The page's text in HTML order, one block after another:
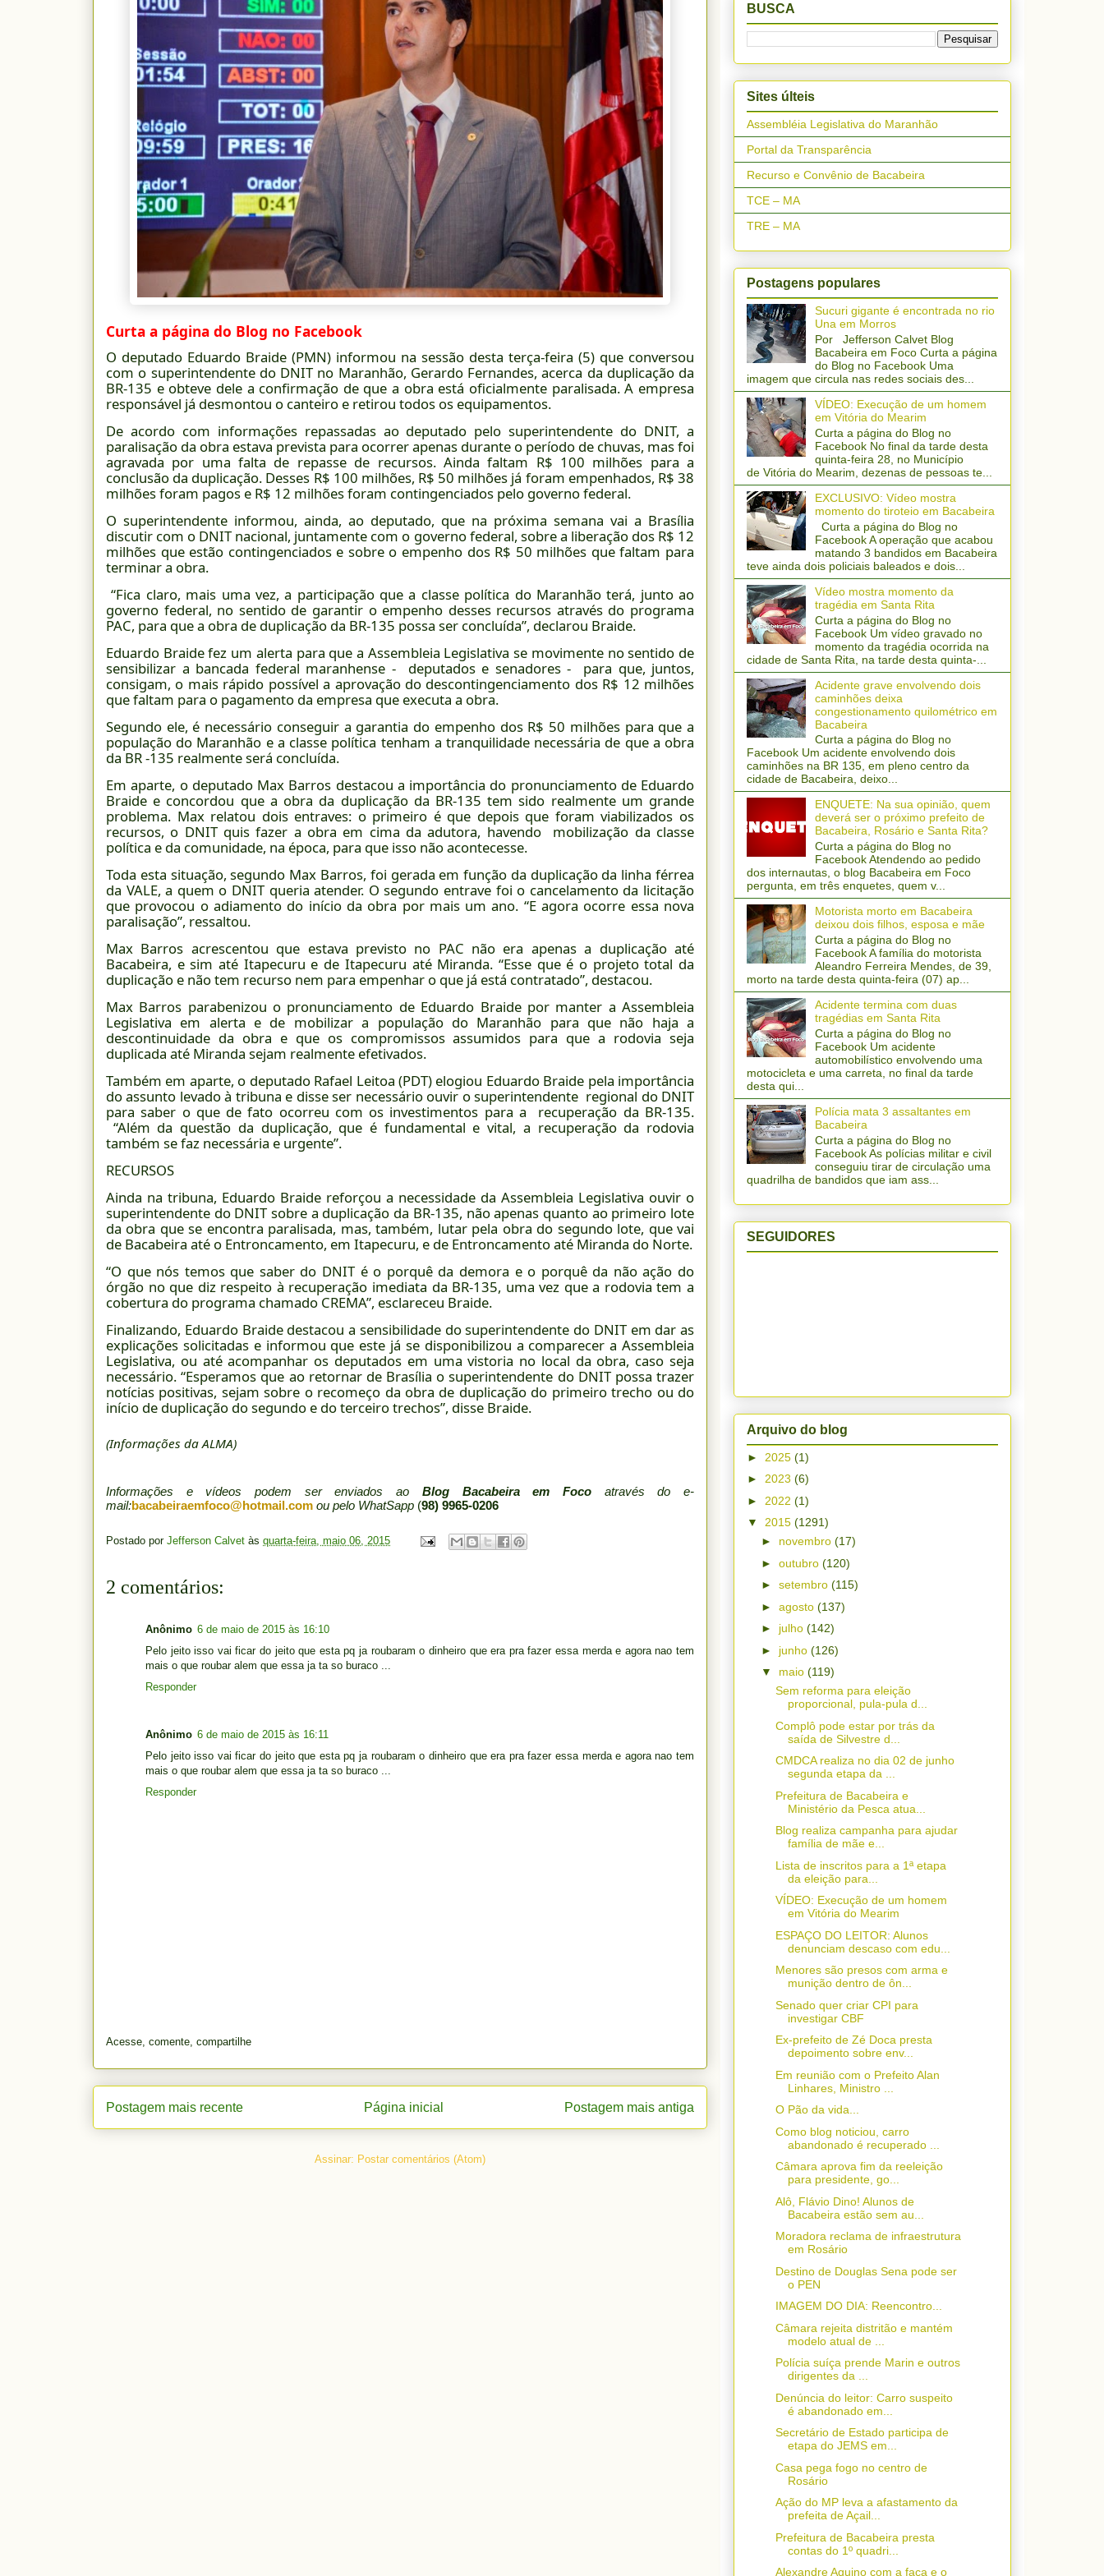
Curta a página do Blog no Facebook
O deputado Eduardo Braide (PMN) informou na sessão desta terça-feira (5) que conversou
com o superintendente do DNIT no Maranhão, Gerardo Fernandes, acerca da duplicação da
BR-135 e obteve dele a confirmação de que a obra está oficialmente paralisada. A empresa
responsável já desmontou o canteiro e retirou todos os equipamentos.
De acordo com informações repassadas ao deputado pelo superintendente do DNIT, a
paralisação da obra estava prevista para ocorrer apenas durante o período de chuvas, mas foi
agravada por uma falta de repasse de recursos. Ainda faltam R$ 100 milhões para a
conclusão da duplicação. Desses R$ 100 milhões, R$ 50 milhões já foram empenhados, R$ 38
milhões foram pagos e R$ 12 milhões foram contingenciados pelo governo federal.
O superintendente informou, ainda, ao deputado, que na próxima semana vai a Brasília
discutir com o DNIT nacional, juntamente com o governo federal, sobre a liberação dos R$ 12
milhões que estão contingenciados e sobre o empenho dos R$ 50 milhões que faltam para
terminar a obra.
“Fica claro, mais uma vez, a participação que a classe política do Maranhão terá, junto ao
governo federal, no sentido de garantir o empenho desses recursos através do programa
PAC, para que a obra de duplicação da BR-135 possa ser concluída”, declarou Braide.
Eduardo Braide fez um alerta para que a Assembleia Legislativa se movimente no sentido de
sensibilizar a bancada federal maranhense - deputados e senadores - para que, juntos,
consigam, o mais rápido possível a aprovação do descontingenciamento dos R$ 12 milhões
que faltam para o pagamento da empresa que executa a obra.
Segundo ele, é necessário conseguir a garantia do empenho dos R$ 50 milhões para que a
população do Maranhão e a classe política tenham a tranquilidade necessária de que a obra
da BR -135 realmente será concluída.
Em aparte, o deputado Max Barros destacou a importância do pronunciamento de Eduardo
Braide e concordou que a obra da duplicação da BR-135 tem sido realmente um grande
problema. Max relatou dois entraves: o primeiro é que depois que foram viabilizados os
recursos, o DNIT quis fazer a obra em cima da adutora, havendo mobilização da classe
política e da comunidade, na época, para que isso não acontecesse.
Toda esta situação, segundo Max Barros, foi gerada em função da duplicação da linha férrea
da VALE, a quem o DNIT queria atender. O segundo entrave foi o cancelamento da licitação
que provocou o adiamento do início da obra por mais um ano. “E agora ocorre essa nova
paralisação”, ressaltou.
Max Barros acrescentou que estava previsto no PAC não era apenas a duplicação até
Bacabeira, e sim até Itapecuru e de Itapecuru até Miranda. “Esse que é o projeto total da
duplicação e não tem recurso nem para empenhar o que já está contratado”, destacou.
Max Barros parabenizou o pronunciamento de Eduardo Braide por manter a Assembleia
Legislativa em alerta e de mobilizar a população do Maranhão para que não haja a
descontinuidade da obra e que os compromissos assumidos para que a rodovia seja
duplicada até Miranda sejam realmente efetivados.
Também em aparte, o deputado Rafael Leitoa (PDT) elogiou Eduardo Braide pela importância
do assunto levado à tribuna e disse ser necessário ouvir o superintendente regional do DNIT
para saber o que de fato ocorreu com os investimentos para a recuperação da BR-135.
“Além da questão da duplicação, que é fundamental e vital, a recuperação da rodovia
também se faz necessária e urgente”.
RECURSOS
Ainda na tribuna, Eduardo Braide reforçou a necessidade da Assembleia Legislativa ouvir o
superintendente do DNIT sobre a duplicação da BR-135, não apenas quanto ao primeiro lote
da obra que se encontra paralisada, mas, também, lutar pela obra do segundo lote, que vai
de Bacabeira até o Entroncamento, em Itapecuru, e de Entroncamento até Miranda do Norte.
“O que nós temos que saber do DNIT é o porquê da demora e o porquê da não ação do
órgão no que diz respeito à recuperação imediata da BR-135, uma vez que a rodovia tem a
cobertura do programa chamado CREMA”, esclareceu Braide.
Finalizando, Eduardo Braide destacou a sensibilidade do superintendente do DNIT em dar as
explicações solicitadas e informou que este já se disponibilizou a comparecer a Assembleia
Legislativa, ou até acompanhar os deputados em uma vistoria no local da obra, caso seja
necessário. “Esperamos que ao retornar de Brasília o superintendente do DNIT possa trazer
notícias positivas, sejam sobre o recomeço da obra de duplicação do primeiro trecho ou do
início de duplicação do segundo e do terceiro trechos”, disse Braide.
(Informações da ALMA)
Informações e vídeos podem ser enviados ao Blog Bacabeira em Focoatravés do e-
mail:bacabeiraemfoco@hotmail.com ou pelo WhatSapp (98) 9965-0206
Postado por Jefferson Calvet às quarta-feira, maio 06, 2015
2 comentários:
Anônimo 6 de maio de 2015 às 16:10
Pelo jeito isso vai ficar do jeito que esta pq ja roubaram o dinheiro que era pra fazer essa merda e agora nao tem
mais o que roubar alem que essa ja ta so buraco ...
Responder
Anônimo 6 de maio de 2015 às 16:11
Pelo jeito isso vai ficar do jeito que esta pq ja roubaram o dinheiro que era pra fazer essa merda e agora nao tem
mais o que roubar alem que essa ja ta so buraco ...
Responder
Acesse, comente, compartilhe
Postagem mais recente Postagem mais antiga
Página inicial
Assinar: Postar comentários (Atom)
BUSCA
Sites últeis
Assembléia Legislativa do Maranhão
Portal da Transparência
Recurso e Convênio de Bacabeira
TCE – MA
TRE – MA
Postagens populares
Sucuri gigante é encontrada no rio
Una em Morros
Por Jefferson Calvet Blog
Bacabeira em Foco Curta a página
do Blog no Facebook Uma
imagem que circula nas redes sociais des...
VÍDEO: Execução de um homem
em Vitória do Mearim
Curta a página do Blog no
Facebook No final da tarde desta
quinta-feira 28, no Município
de Vitória do Mearim, dezenas de pessoas te...
EXCLUSIVO: Vídeo mostra
momento do tiroteio em Bacabeira
Curta a página do Blog no
Facebook A operação que acabou
matando 3 bandidos em Bacabeira
teve ainda dois policiais baleados e dois...
Vídeo mostra momento da
tragédia em Santa Rita
Curta a página do Blog no
Facebook Um vídeo gravado no
momento da tragédia ocorrida na
cidade de Santa Rita, na tarde desta quinta-...
Acidente grave envolvendo dois
caminhões deixa
congestionamento quilométrico em
Bacabeira
Curta a página do Blog no
Facebook Um acidente envolvendo dois
caminhões na BR 135, em pleno centro da
cidade de Bacabeira, deixo...
ENQUETE: Na sua opinião, quem
deverá ser o próximo prefeito de
Bacabeira, Rosário e Santa Rita?
Curta a página do Blog no
Facebook Atendendo ao pedido
dos internautas, o blog Bacabeira em Foco
pergunta, em três enquetes, quem v...
Motorista morto em Bacabeira
deixou dois filhos, esposa e mãe
Curta a página do Blog no
Facebook A família do motorista
Aleandro Ferreira Mendes, de 39,
morto na tarde desta quinta-feira (07) ap...
Acidente termina com duas
tragédias em Santa Rita
Curta a página do Blog no
Facebook Um acidente
automobilístico envolvendo uma
motocicleta e uma carreta, no final da tarde
desta qui...
Polícia mata 3 assaltantes em
Bacabeira
Curta a página do Blog no
Facebook As polícias militar e civil
conseguiu tirar de circulação uma
quadrilha de bandidos que iam ass...
SEGUIDORES
Arquivo do blog
► 2025 (1)
► 2023 (6)
► 2022 (1)
▼ 2015 (1291)
► novembro (17)
► outubro (120)
► setembro (115)
► agosto (137)
► julho (142)
► junho (126)
▼ maio (119)
Sem reforma para eleição
proporcional, pula-pula d...
Complô pode estar por trás da
saída de Silvestre d...
CMDCA realiza no dia 02 de junho
segunda etapa da ...
Prefeitura de Bacabeira e
Ministério da Pesca atua...
Blog realiza campanha para ajudar
família de mãe e...
Lista de inscritos para a 1ª etapa
da eleição para...
VÍDEO: Execução de um homem
em Vitória do Mearim
ESPAÇO DO LEITOR: Alunos
denunciam descaso com edu...
Menores são presos com arma e
munição dentro de ôn...
Senado quer criar CPI para
investigar CBF
Ex-prefeito de Zé Doca presta
depoimento sobre env...
Em reunião com o Prefeito Alan
Linhares, Ministro ...
O Pão da vida...
Como blog noticiou, carro
abandonado é recuperado ...
Câmara aprova fim da reeleição
para presidente, go...
Alô, Flávio Dino! Alunos de
Bacabeira estão sem au...
Moradora reclama de infraestrutura
em Rosário
Destino de Douglas Sena pode ser
o PEN
IMAGEM DO DIA: Reencontro...
Câmara rejeita distritão e mantém
modelo atual de ...
Polícia suíça prende Marin e outros
dirigentes da ...
Denúncia do leitor: Carro suspeito
é abandonado em...
Secretário de Estado participa de
etapa do JEMS em...
Casa pega fogo no centro de
Rosário
Ação do MP leva a afastamento da
prefeita de Açail...
Prefeitura de Bacabeira presta
contas do 1º quadri...
Alexandre Aquino com a faca e o